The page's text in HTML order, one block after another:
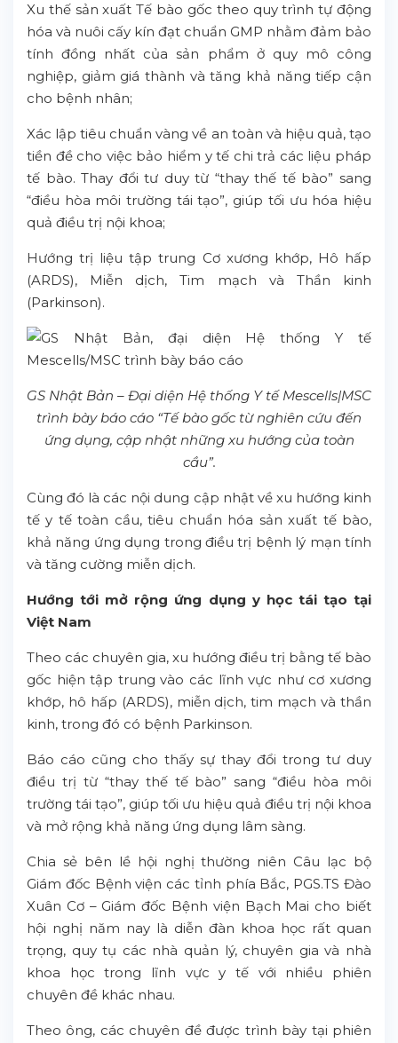
Xu thế sản xuất Tế bào gốc theo quy trình tự động
hóa và nuôi cấy kín đạt chuẩn GMP nhằm đảm bảo
tính đồng nhất của sản phẩm ở quy mô công
nghiệp, giảm giá thành và tăng khả năng tiếp cận
cho bệnh nhân;
Xác lập tiêu chuẩn vàng về an toàn và hiệu quả, tạo
tiền đề cho việc bảo hiểm y tế chi trả các liệu pháp
tế bào. Thay đổi tư duy từ “thay thế tế bào” sang
“điều hòa môi trường tái tạo”, giúp tối ưu hóa hiệu
quả điều trị nội khoa;
Hướng trị liệu tập trung Cơ xương khớp, Hô hấp
(ARDS), Miễn dịch, Tim mạch và Thần kinh
(Parkinson).
GS Nhật Bản – Đại diện Hệ thống Y tế Mescells|MSC
trình bày báo cáo “Tế bào gốc từ nghiên cứu đến
ứng dụng, cập nhật những xu hướng của toàn
cầu”.
Cùng đó là các nội dung cập nhật về xu hướng kinh
tế y tế toàn cầu, tiêu chuẩn hóa sản xuất tế bào,
khả năng ứng dụng trong điều trị bệnh lý mạn tính
và tăng cường miễn dịch.
Hướng tới mở rộng ứng dụng y học tái tạo tại
Việt Nam
Theo các chuyên gia, xu hướng điều trị bằng tế bào
gốc hiện tập trung vào các lĩnh vực như cơ xương
khớp, hô hấp (ARDS), miễn dịch, tim mạch và thần
kinh, trong đó có bệnh Parkinson.
Báo cáo cũng cho thấy sự thay đổi trong tư duy
điều trị từ “thay thế tế bào” sang “điều hòa môi
trường tái tạo”, giúp tối ưu hiệu quả điều trị nội khoa
và mở rộng khả năng ứng dụng lâm sàng.
Chia sẻ bên lề hội nghị thường niên Câu lạc bộ
Giám đốc Bệnh viện các tỉnh phía Bắc, PGS.TS Đào
Xuân Cơ – Giám đốc Bệnh viện Bạch Mai cho biết
hội nghị năm nay là diễn đàn khoa học rất quan
trọng, quy tụ các nhà quản lý, chuyên gia và nhà
khoa học trong lĩnh vực y tế với nhiều phiên
chuyên đề khác nhau.
Theo ông, các chuyên đề được trình bày tại phiên